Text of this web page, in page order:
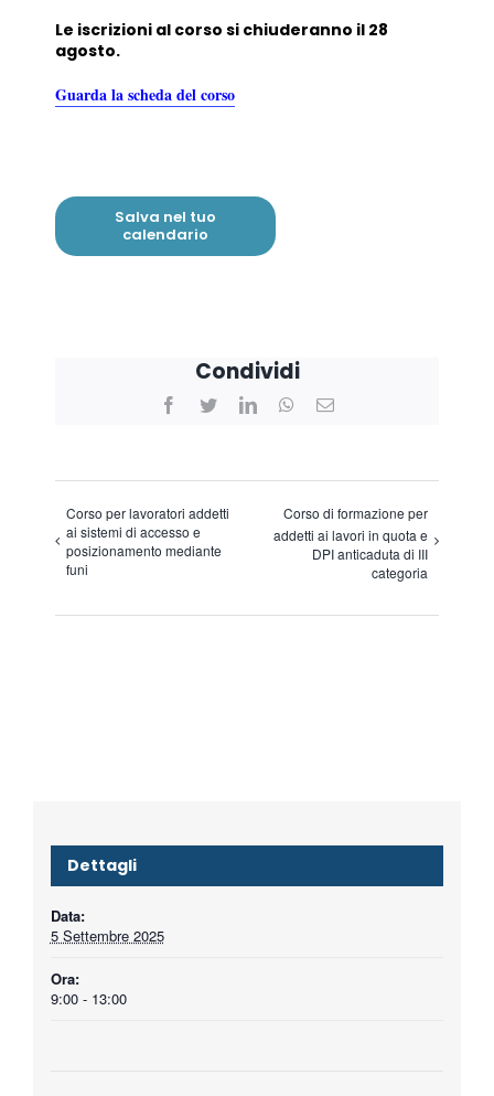
Le iscrizioni al corso si chiuderanno il 28
agosto.
Guarda la scheda del corso
Salva nel tuo
calendario
Condividi
Facebook
Twitter LinkedInWhatsApp
Corso per lavoratori addetti
ai sistemi di accesso e
posizionamento mediante
funi
Corso di formazione per
addetti ai lavori in quota e
DPI anticaduta di III
categoria
Dettagli
Data:
5 Settembre 2025
Ora:
9:00 - 13:00